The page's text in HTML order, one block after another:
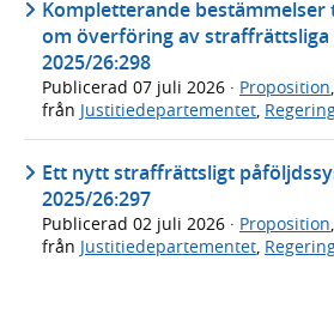
Kompletterande bestämmelser
om överföring av
2025/26:298
Publicerad 07 juli 2026 · Proposition,
från Justitiedepartementet,
Ett nytt straffrättsligt
2025/26:297
Publicerad 02 juli 2026 · Proposition
från Justitiedepartementet